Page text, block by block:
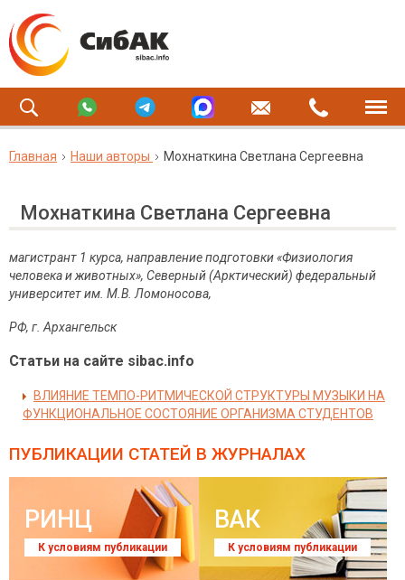
Главная Наши авторы Мохнаткина Светлана Сергеевна
Мохнаткина Светлана Сергеевна
магистрант 1 курса, направление подготовки «Физиология
человека и животных», Северный (Арктический) федеральный
университет им. М В Ломоносова,
РФ, г Архангельск
Статьи на сайте sibac.info
ВЛИЯНИЕ ТЕМПО-РИТМИЧЕСКОЙ СТРУКТУРЫ МУЗЫКИ НА
ФУНКЦИОНАЛЬНОЕ СОСТОЯНИЕ ОРГАНИЗМА СТУДЕНТОВ
ПУБЛИКАЦИИ СТАТЕЙ В ЖУРНАЛАХ
РИНЦ
К условиям публикации
ВАК
К условиям публикации